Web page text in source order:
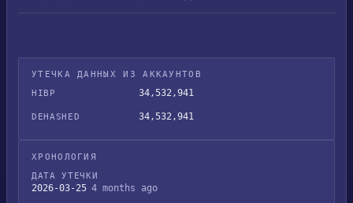
УТЕЧКА ДАННЫХ ИЗ АККАУНТОВ
HIBP
34,532,941
DEHASHED 34,532,941
ХРОНОЛОГИЯ
ДАТА УТЕЧКИ
2026-03-25 4 months ago